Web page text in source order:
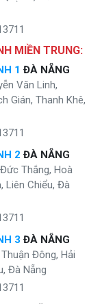
MIỀN TRUNG:
1 ĐÀ NẴNG
Văn Linh,
Gián, Thanh Khê,
2 ĐÀ NẴNG
Thắng, Hoà
Liên Chiểu, Đà
3 ĐÀ NẴNG
Đông, Hải
Đà Nẵng